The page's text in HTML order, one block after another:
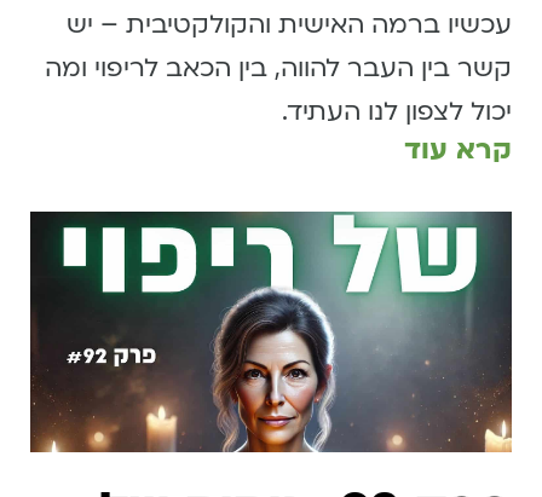
עכשיו ברמה האישית והקולקטיבית – יש
קשר בין העבר להווה, בין הכאב לריפוי ומה
יכול לצפון לנו העתיד.
קרא עוד